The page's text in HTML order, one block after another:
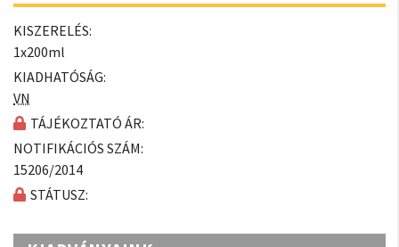
KISZERELÉS:
1x200ml
KIADHATÓSÁG:
VN
TÁJÉKOZTATÓ ÁR:
NOTIFIKÁCIÓS SZÁM:
15206/2014
STÁTUSZ: